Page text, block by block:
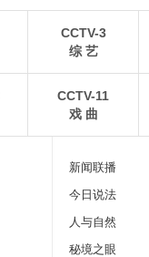
8月6日，河北承德，
CCTV-3
综 艺
CCTV-11
戏 曲
新闻联播
今日说法
人与自然
秘境之眼